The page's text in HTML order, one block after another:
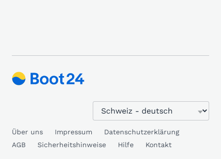
Über uns Impressum
Datenschutzerklärung
AGB
Sicherheitshinweise Hilfe Kontakt